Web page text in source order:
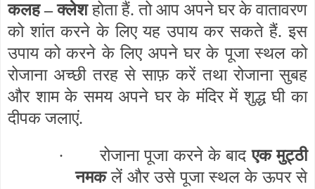
कलह – क्लेशहोता हैं. तो आप अपने घर के वातावरण
को शांत करने के लिए यह उपाय कर सकते हैं. इस
उपाय को करने के लिए अपने घर के पूजा स्थल को
रोजाना अच्छी तरह से साफ़ करें तथा रोजाना सुबह
और शाम के समय अपने घर के मंदिर में शुद्ध घी का
दीपक जलाएं.
· रोजाना पूजा करने के बादएक मुट्ठी
नमकलें और उसे पूजा स्थल के ऊपर से